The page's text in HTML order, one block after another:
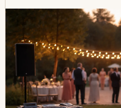
ненужные расходы.